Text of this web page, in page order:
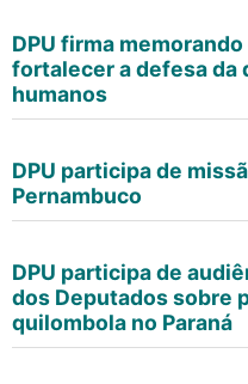
DPU firma
fortalecer a defesa da
humanos
DPU participa de
Pernambuco
DPU participa de
dos Deputados sobre
quilombola no Paraná